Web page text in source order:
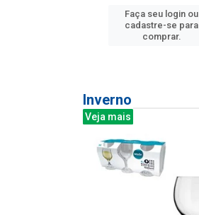
Faça seu login ou
cadastre-se para
comprar.
Inverno
Veja mais